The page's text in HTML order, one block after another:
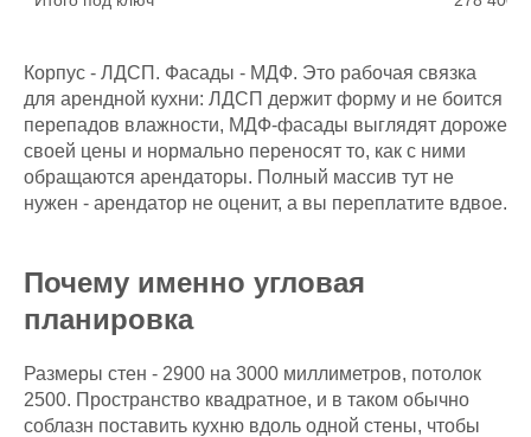
Корпус - ЛДСП. Фасады - МДФ. Это рабочая связка
для арендной кухни: ЛДСП держит форму и не боится
перепадов влажности, МДФ-фасады выглядят дороже
своей цены и нормально переносят то, как с ними
обращаются арендаторы. Полный массив тут не
нужен - арендатор не оценит, а вы переплатите вдвое.
Почему именно угловая
планировка
Размеры стен - 2900 на 3000 миллиметров, потолок
2500. Пространство квадратное, и в таком обычно
соблазн поставить кухню вдоль одной стены, чтобы